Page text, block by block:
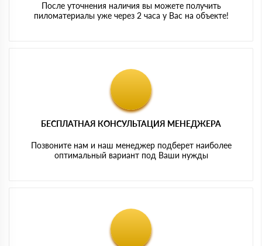
После уточнения наличия вы можете получить
пиломатериалы уже через 2 часа у Вас на объекте!
БЕСПЛАТНАЯ КОНСУЛЬТАЦИЯ МЕНЕДЖЕРА
Позвоните нам и наш менеджер подберет наиболее
оптимальный вариант под Ваши нужды